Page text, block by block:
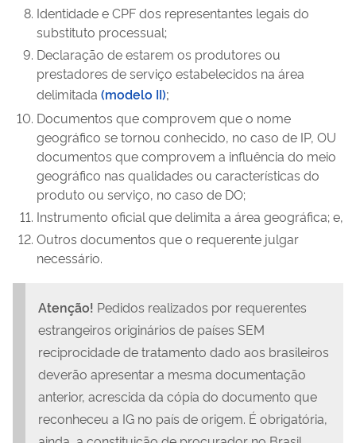
Identidade e CPF dos representantes legais do
substituto processual;
Declaração de estarem os produtores ou
prestadores de serviço estabelecidos na área
delimitada (modelo II);
Documentos que comprovem que o nome
geográfico se tornou conhecido, no caso de IP, OU
documentos que comprovem a influência do meio
geográfico nas qualidades ou características do
produto ou serviço, no caso de DO;
Instrumento oficial que delimita a área geográfica; e,
Outros documentos que o requerente julgar
necessário.
Atenção! Pedidos realizados por requerentes
estrangeiros originários de países SEM
reciprocidade de tratamento dado aos brasileiros
deverão apresentar a mesma documentação
anterior, acrescida da cópia do documento que
reconheceu a IG no país de origem. É obrigatória,